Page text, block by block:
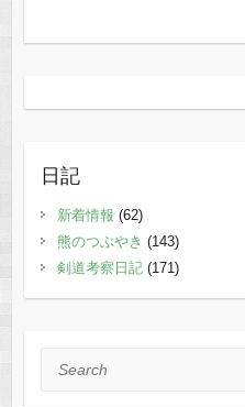
日記
新着情報 (62)
熊のつぶやき (143)
剣道考察日記(171)
Search